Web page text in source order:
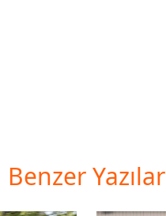
Benzer Yazılar